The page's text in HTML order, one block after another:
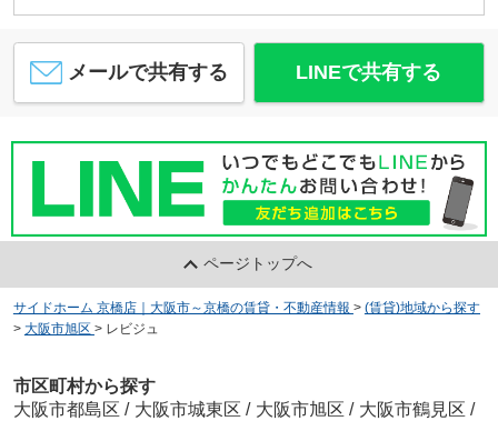
メールで共有する LINEで共有する
ページトップへ
サイドホーム 京橋店｜大阪市～京橋の賃貸・不動産情報 > (賃貸)地域から探す
> 大阪市旭区 > レビジュ
市区町村から探す
大阪市都島区 / 大阪市城東区 / 大阪市旭区 / 大阪市鶴見区 /